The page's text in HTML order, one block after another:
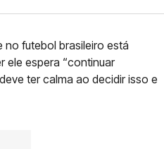
no futebol brasileiro está
ele espera “continuar
ter calma ao decidir isso e